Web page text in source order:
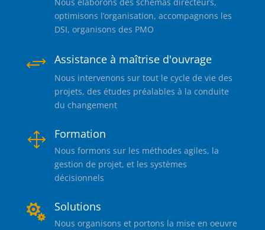
optimisons l’organisation, accompagnons les
DSI, organisons des PMO
+ Assistance à maîtrise d'ouvrage
Nous intervenons sur tout le cycle de vie des
projets, des études préalables à la conduite
du changement
1 Formation
Nous formons sur les méthodes agiles, la
gestion de projet, et les systèmes
décisionnels
 Solutions
Nous organisons et portons la mise en oeuvre